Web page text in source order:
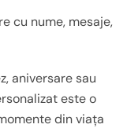
cu nume, mesaje,
aniversare sau
este o
din viața